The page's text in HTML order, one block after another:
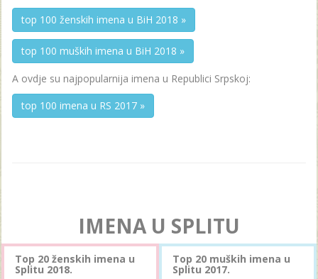
top 100 ženskih imena u BiH 2018 »
top 100 muških imena u BiH 2018 »
A ovdje su najpopularnija imena u Republici Srpskoj:
top 100 imena u RS 2017 »
IMENA U SPLITU
Top 20 ženskih imena u
Splitu 2018.
Top 20 muških imena u
Splitu 2017.